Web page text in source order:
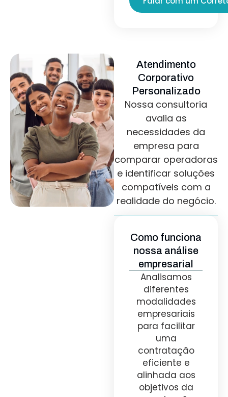
Atendimento
Corporativo
Personalizado
Nossa consultoria
avalia as
necessidades da
empresa para
comparar operadoras
e identificar soluções
compatíveis com a
realidade do negócio.
Como funciona
nossa análise
empresarial
Analisamos
diferentes
modalidades
empresariais
para facilitar
uma
contratação
eficiente e
alinhada aos
objetivos da